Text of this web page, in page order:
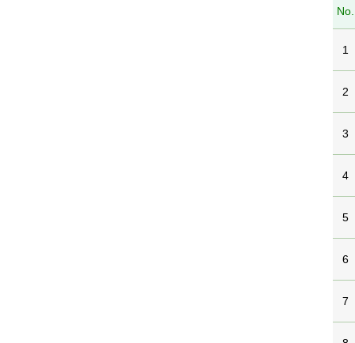
No.
1
2
3
4
5
6
7